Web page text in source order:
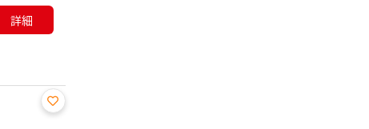
に入
り登
詳細